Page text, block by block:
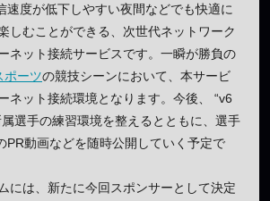
速度が低下しやすい夜間などでも快適に
しむことができる、次世代ネットワーク
ネット接続サービスです。一瞬が勝負の
ポーツの競技シーンにおいて、本サービ
ネット接続環境となります。今後、 “v6
選手の練習環境を整えるとともに、選手
PR動画などを随時公開していく予定で
には、新たに今回スポンサーとして決定